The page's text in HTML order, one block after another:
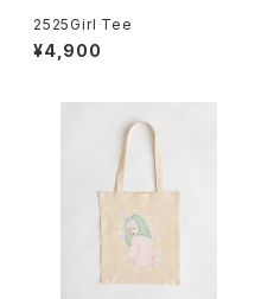
2525Girl Tee
¥4,900